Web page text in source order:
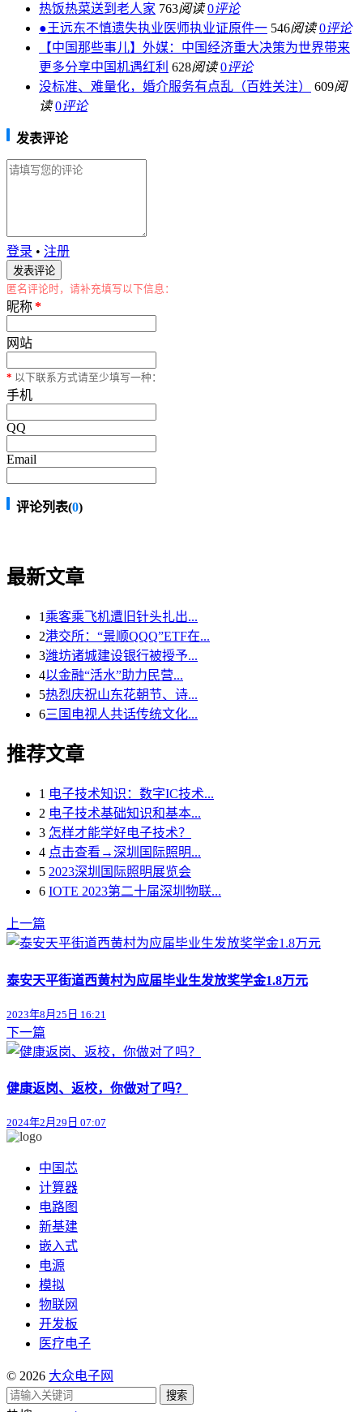
热饭热菜送到老人家 763阅读 0评论
●王远东不慎遗失执业医师执业证原件一 546阅读 0评论
【中国那些事儿】外媒：中国经济重大决策为世界带来
更多分享中国机遇红利 628阅读 0评论
没标准、难量化，婚介服务有点乱（百姓关注）
609阅
读 0评论
发表评论
登录 • 注册
匿名评论时，请补充填写以下信息：
昵称*
网站
* 以下联系方式请至少填写一种：
手机
QQ
Email
评论列表(0)
最新文章
1 乘客乘飞机遭旧针头扎出...
2港交所：“景顺QQQ”ETF在...
3潍坊诸城建设银行被授予...
4以金融“活水”助力民营...
5热烈庆祝山东花朝节、诗...
6三国电视人共话传统文化...
推荐文章
1 电子技术知识：数字IC技术...
2 电子技术基础知识和基本...
3 怎样才能学好电子技术？
4 点击查看→深圳国际照明...
5 2023深圳国际照明展览会
6 IOTE 2023第二十届深圳物联...
上一篇
泰安天平街道西黄村为应届毕业生发放奖学金1.8万元
2023年8月25日 16:21
下一篇
健康返岗、返校，你做对了吗？
2024年2月29日 07:07
中国芯
计算器
电路图
新基建
嵌入式
电源
模拟
物联网
开发板
医疗电子
© 2026 大众电子网
搜索